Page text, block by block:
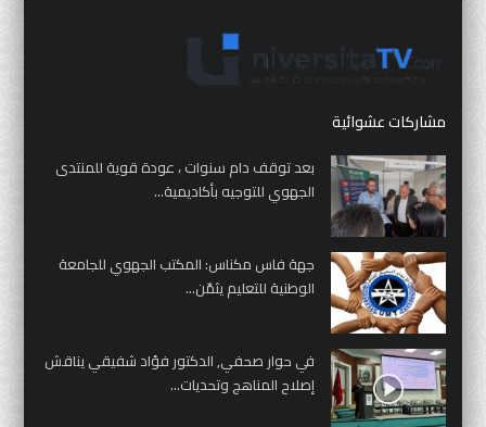
مشاركات عشوائية
بعد توقف دام سنوات ، عودة قوية للمنتدى
الجهوي للتوجيه بأكاديمية...
جهة فاس مكناس: المكتب الجهوي للجامعة
الوطنية للتعليم يثمّن...
في حوار صحفي, الدكتور فؤاد شفيقي يناقش
إصلاح المناهج وتحديات...